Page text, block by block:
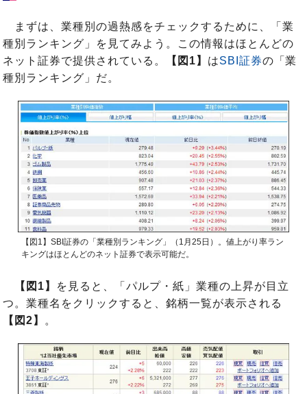
まずは、業種別の過熱感をチェックするために、「業
種別ランキング」を見てみよう。この情報はほとんどの
ネット証券で提供されている。
【図1】 はSBI証券の「業
種別ランキング」だ。
【図1】SBI証券の「業種別ランキング」（1月25日）。値上がり率ラン
キングはほとんどのネット証券で表示可能だ。
【図1】
を見ると、「パルプ・紙」業種の上昇が目立
つ。業種名をクリックすると、銘柄一覧が表示される
【図2】 。